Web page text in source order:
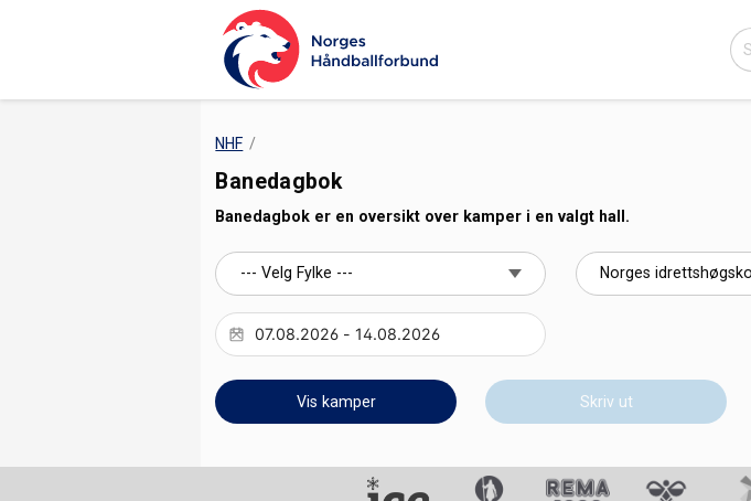
NHF
Banedagbok
Banedagbok er en oversikt over kamper i en valgt hall.
Vis kamper Skriv ut